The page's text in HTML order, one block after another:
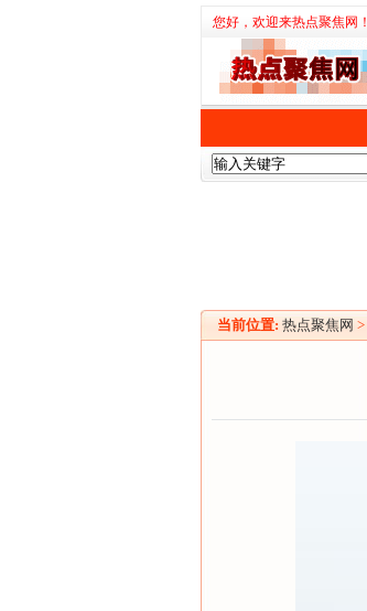
您好，欢迎来热点聚焦网！
当前位置: 热点聚焦网 >